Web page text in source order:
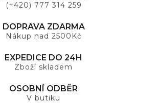
(+420) 777 314 259
DOPRAVA ZDARMA
Nákup nad 2500Kč
EXPEDICE DO 24H
Zboží skladem
OSOBNÍ ODBĚR
V butiku